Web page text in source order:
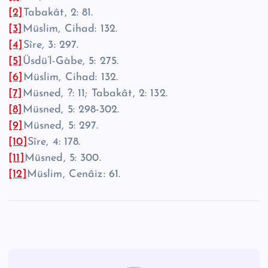
[2]
Tabakât, 2: 81.
[3] Müslim, Cihad: 132.
[4] Sîre, 3: 297.
[5] Üsdü’l-Gàbe, 5: 275.
[6] Müslim, Cihad: 132.
[7] Müsned, ?: 11; Tabakât, 2: 132.
[8] Müsned, 5: 298-302.
[9] Müsned, 5: 297.
[10] Sîre, 4: 178.
[11] Müsned, 5: 300.
[12] Müslim, Cenâiz: 61.